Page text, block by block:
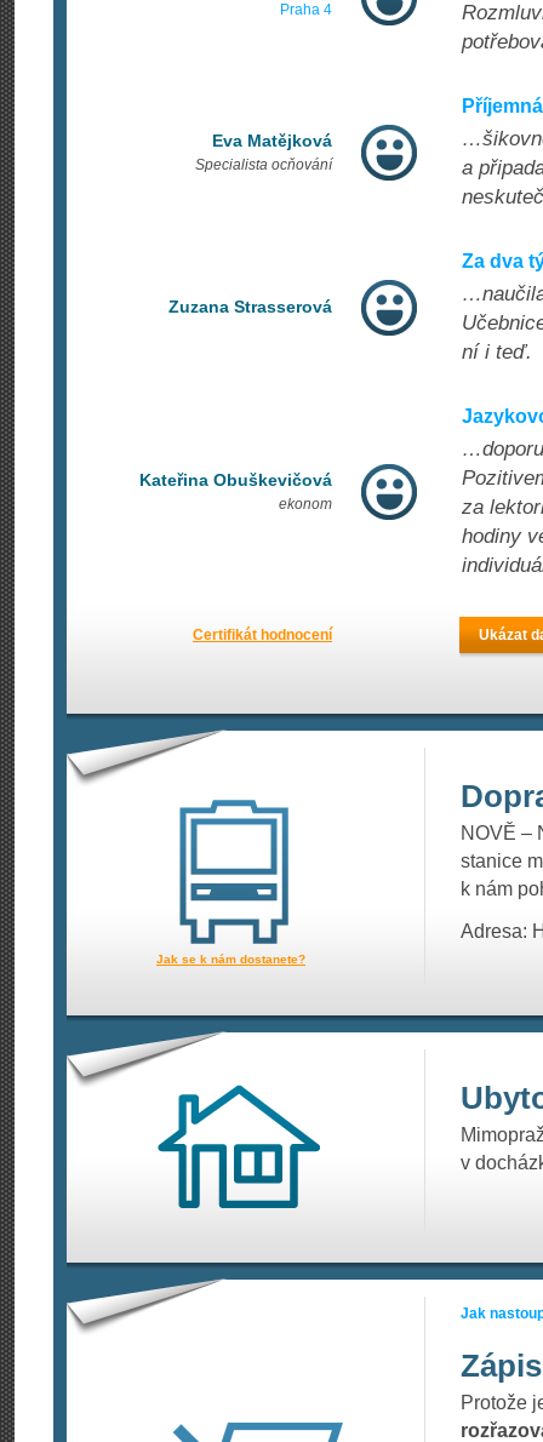
Praha 4
Eva Matějková
Specialista ocňování
a
Zuzana Strasserová
Za dva
ní i teď.
Kateřina Obuškevičová
ekonom
za
hodiny
Certifikát hodnocení Ukázat
NOVĚ –
stanice
k nám
Adresa:
Jak se k nám dostanete?
v
Jak
Zápis
Protože